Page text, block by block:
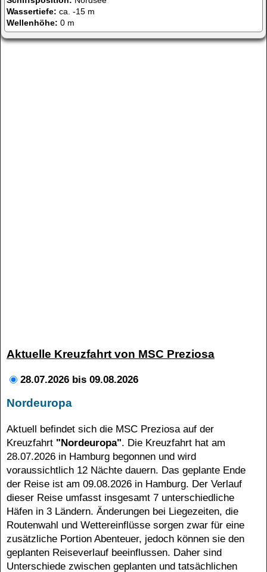
MSC
Wassertiefe: ca. -15 m
Wellenhöhe: 0 m
Aktuelle Kreuzfahrt von MSC Preziosa
28.07.2026 bis 09.08.2026
Nordeuropa
Aktuell befindet sich die MSC Preziosa auf der
Kreuzfahrt "Nordeuropa". Die Kreuzfahrt hat am
28.07.2026 in Hamburg begonnen und wird
voraussichtlich 12 Nächte dauern. Das geplante Ende
der Reise ist am 09.08.2026 in Hamburg. Der Verlauf
dieser Reise umfasst insgesamt 7 unterschiedliche
Häfen in 3 Ländern. Änderungen bei Liegezeiten, die
Routenwahl und Wettereinflüsse sorgen zwar für eine
zusätzliche Portion Abenteuer, jedoch können sie den
geplanten Reiseverlauf beeinflussen. Daher sind
Unterschiede zwischen geplanten und tatsächlichen